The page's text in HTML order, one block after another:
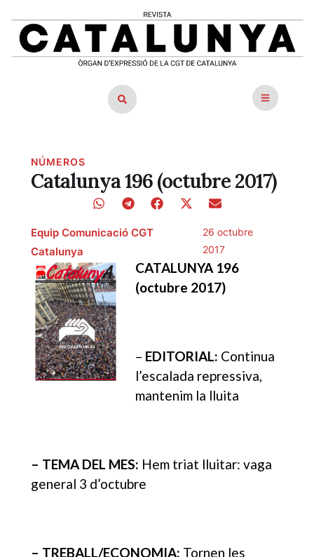
NÚMEROS
Catalunya 196 (octubre 2017)
Equip Comunicació CGT
Catalunya
26 octubre
2017
CATALUNYA 196
(octubre 2017)
– EDITORIAL: Continua
l’escalada repressiva,
mantenim la lluita
– TEMA DEL MES: Hem triat lluitar: vaga
general 3 d’octubre
– TREBALL/ECONOMIA: Tornen les